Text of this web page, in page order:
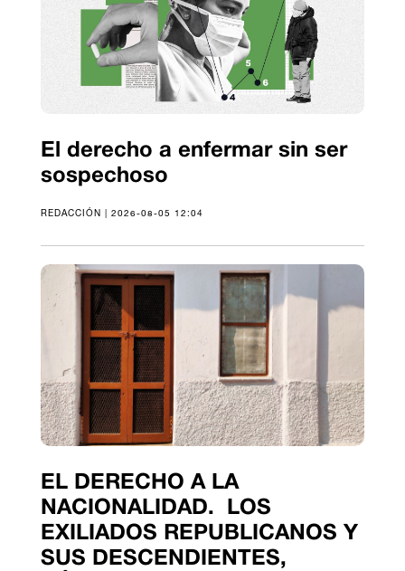
El derecho a enfermar sin ser
sospechoso
REDACCIÓN | 2026-08-05 12:04
EL DERECHO A LA
NACIONALIDAD. LOS
EXILIADOS REPUBLICANOS Y
SUS DESCENDIENTES,